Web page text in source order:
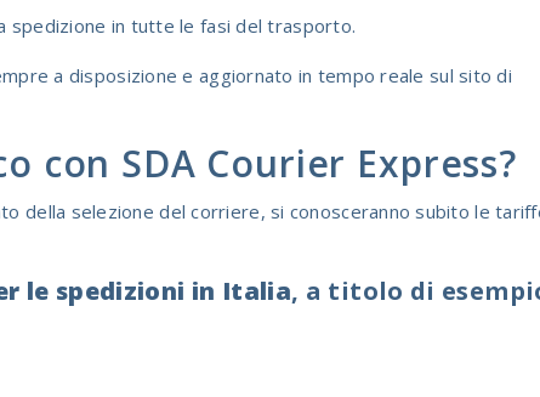
spedizione in tutte le fasi del trasporto.
a disposizione e aggiornato in tempo reale sul sito di
con SDA Courier Express?
della selezione del corriere, si conosceranno subito le
le spedizioni in Italia, a titolo di